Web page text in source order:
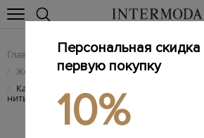
Главная Женщинам / Женская одежда
/ Женский трикотаж
/ Кашемировый свитер с кружевной
нитью
Персональная скидка
первую покупку
10%